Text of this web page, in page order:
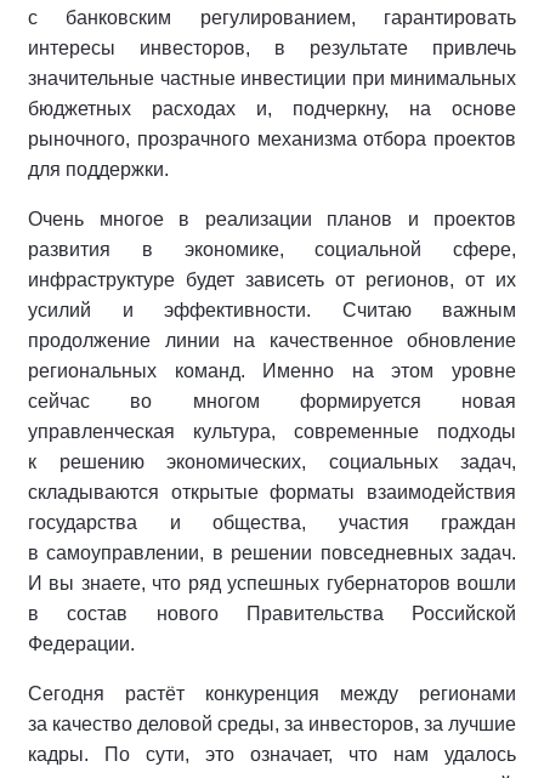
с банковским регулированием, гарантировать
интересы инвесторов, в результате привлечь
значительные частные инвестиции при минимальных
бюджетных расходах и, подчеркну, на основе
рыночного, прозрачного механизма отбора проектов
для поддержки.
Очень многое в реализации планов и проектов
развития в экономике, социальной сфере,
инфраструктуре будет зависеть от регионов, от их
усилий и эффективности. Считаю важным
продолжение линии на качественное обновление
региональных команд. Именно на этом уровне
сейчас во многом формируется новая
управленческая культура, современные подходы
к решению экономических, социальных задач,
складываются открытые форматы взаимодействия
государства и общества, участия граждан
в самоуправлении, в решении повседневных задач.
И вы знаете, что ряд успешных губернаторов вошли
в состав нового Правительства Российской
Федерации.
Сегодня растёт конкуренция между регионами
за качество деловой среды, за инвесторов, за лучшие
кадры. По сути, это означает, что нам удалось